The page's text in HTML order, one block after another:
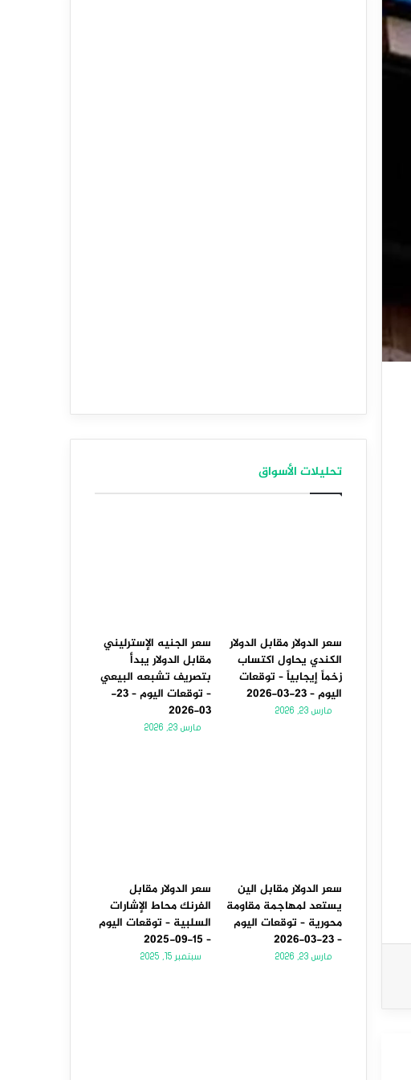
تحليلات الأسواق
سعر الدولار مقابل الدولار
الكندي يحاول اكتساب
زخماً إيجابياً – توقعات
اليوم – 23-03-2026
مارس 23, 2026
سعر الجنيه الإسترليني
مقابل الدولار يبدأ
بتصريف تشبعه البيعي
– توقعات اليوم – 23-
03-2026
مارس 23, 2026
سعر الدولار مقابل الين
يستعد لمهاجمة مقاومة
محورية – توقعات اليوم
– 23-03-2026
مارس 23, 2026
سعر الدولار مقابل
الفرنك محاط الإشارات
السلبية – توقعات اليوم
– 15-09-2025
سبتمبر 15, 2025